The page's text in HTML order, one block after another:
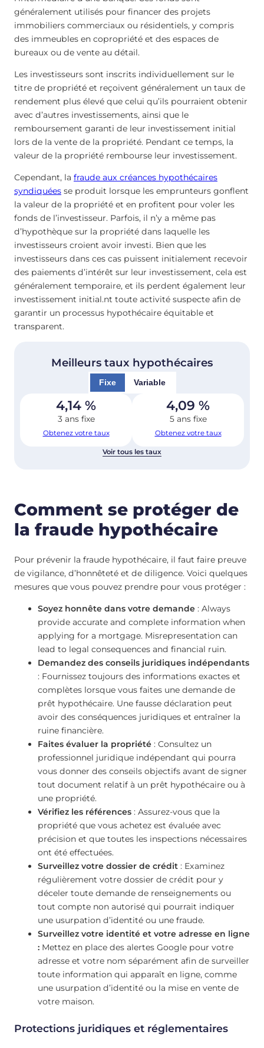
généralement utilisés pour financer des projets
immobiliers commerciaux ou résidentiels, y compris
des immeubles en copropriété et des espaces de
bureaux ou de vente au détail.
Les investisseurs sont inscrits individuellement sur le
titre de propriété et reçoivent généralement un taux de
rendement plus élevé que celui qu’ils pourraient obtenir
avec d’autres investissements, ainsi que le
remboursement garanti de leur investissement initial
lors de la vente de la propriété. Pendant ce temps, la
valeur de la propriété rembourse leur investissement.
Cependant, la fraude aux créances hypothécaires
syndiquées se produit lorsque les emprunteurs gonflent
la valeur de la propriété et en profitent pour voler les
fonds de l’investisseur. Parfois, il n’y a même pas
d’hypothèque sur la propriété dans laquelle les
investisseurs croient avoir investi. Bien que les
investisseurs dans ces cas puissent initialement recevoir
des paiements d’intérêt sur leur investissement, cela est
généralement temporaire, et ils perdent également leur
investissement initial.nt toute activité suspecte afin de
garantir un processus hypothécaire équitable et
transparent.
Meilleurs taux hypothécaires
Fixe Variable
4,14 %
3 ans fixe
Obtenez votre taux
4,09 %
5 ans fixe
Obtenez votre taux
Voir tous les taux
Comment se protéger de
la fraude hypothécaire
Pour prévenir la fraude hypothécaire, il faut faire preuve
de vigilance, d’honnêteté et de diligence. Voici quelques
mesures que vous pouvez prendre pour vous protéger :
Soyez honnête dans votre demande : Always
provide accurate and complete information when
applying for a mortgage. Misrepresentation can
lead to legal consequences and financial ruin.
Demandez des conseils juridiques indépendants
: Fournissez toujours des informations exactes et
complètes lorsque vous faites une demande de
prêt hypothécaire. Une fausse déclaration peut
avoir des conséquences juridiques et entraîner la
ruine financière.
Faites évaluer la propriété : Consultez un
professionnel juridique indépendant qui pourra
vous donner des conseils objectifs avant de signer
tout document relatif à un prêt hypothécaire ou à
une propriété.
Vérifiez les références : Assurez-vous que la
propriété que vous achetez est évaluée avec
précision et que toutes les inspections nécessaires
ont été effectuées.
Surveillez votre dossier de crédit : Examinez
régulièrement votre dossier de crédit pour y
déceler toute demande de renseignements ou
tout compte non autorisé qui pourrait indiquer
une usurpation d’identité ou une fraude.
Surveillez votre identité et votre adresse en ligne
: Mettez en place des alertes Google pour votre
adresse et votre nom séparément afin de surveiller
toute information qui apparaît en ligne, comme
une usurpation d’identité ou la mise en vente de
votre maison.
Protections juridiques et réglementaires